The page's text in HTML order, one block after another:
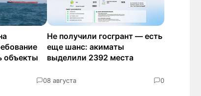
объекты
0
Не получили госгрант — есть
еще шанс: акиматы
выделили 2392 места
8 августа 0